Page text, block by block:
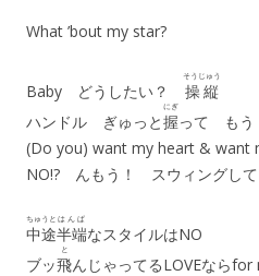
What ’bout my star?
Baby どうしたい？ 操縦
そうじゅう
ハンドル ぎゅっと握
にぎ
って もう
(Do you) want my heart & want
NO!? んもう！ スウィングして
中途
ちゅうと
半端
はんぱ
なスタイルはNO
ブッ飛
と
んじゃってるLOVEならfor